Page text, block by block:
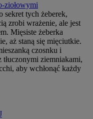
ziołowymi
tych żeberek,
zrobi wrażenie, ale jest
Mięsiste żeberka
aż staną się mięciutkie.
czosnku i
ziemniakami,
aby wchłonąć każdy